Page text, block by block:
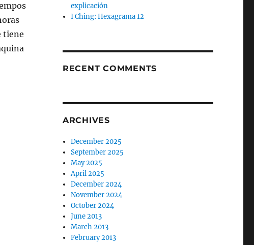
tiene
explicación
I Ching: Hexagrama 12
RECENT COMMENTS
ARCHIVES
December 2025
September 2025
May 2025
April 2025
December 2024
November 2024
October 2024
June 2013
March 2013
February 2013